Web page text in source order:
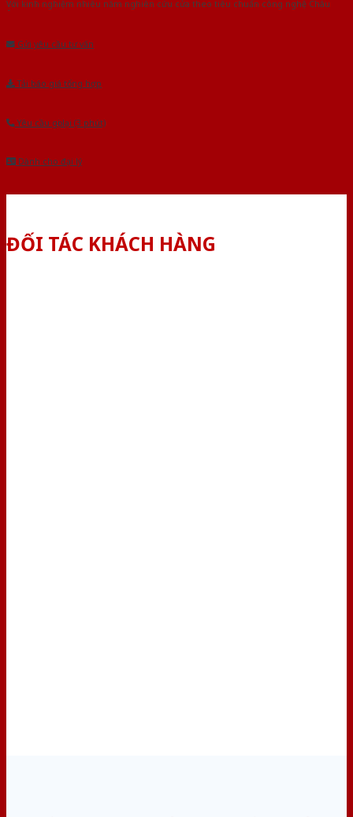
Với kinh nghiệm nhiêu năm nghiên cứu cửa theo tiêu chuẩn công nghệ Châu
Gửi yêu cầu tư vấn
Tải báo giá tổng hợp
Yêu cầu gọi lại (3 phút)
Dành cho đại lý
ĐỐI TÁC KHÁCH HÀNG